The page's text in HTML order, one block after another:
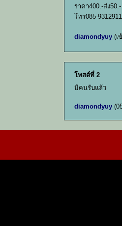
ราคา400.-ส่ง50.-
โทร085-
diamondyuy (เ
โพสต์ที่ 2
มีคนรับแล้ว
diamondyuy